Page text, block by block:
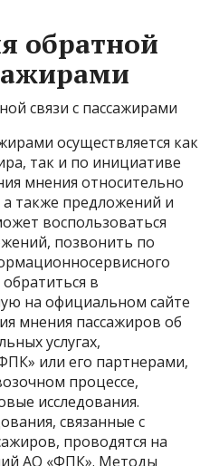
обратной
связи с пассажирами
осуществляется как
так и по инициативе
мнения относительно
также предложений и
воспользоваться
позвонить по
в
на официальном сайте
мнения пассажиров об
услугах,
или его партнерами,
процессе,
исследования.
связанные с
проводятся на
АО «ФПК». Методы